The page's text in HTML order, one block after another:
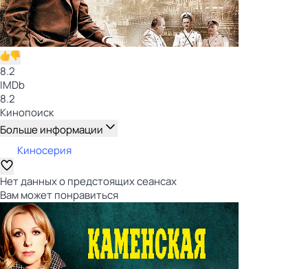
8.2
IMDb
8.2
Кинопоиск
Больше информации
Киносерия
Нет данных о предстоящих сеансах
Вам может понравиться